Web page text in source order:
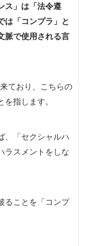
ス」は「法令遵
は「コンプラ」と
脈で使用される言
ており、こちらの
指します。
、「セクシャルハ
ラスメントをしな
ることを「コンプ